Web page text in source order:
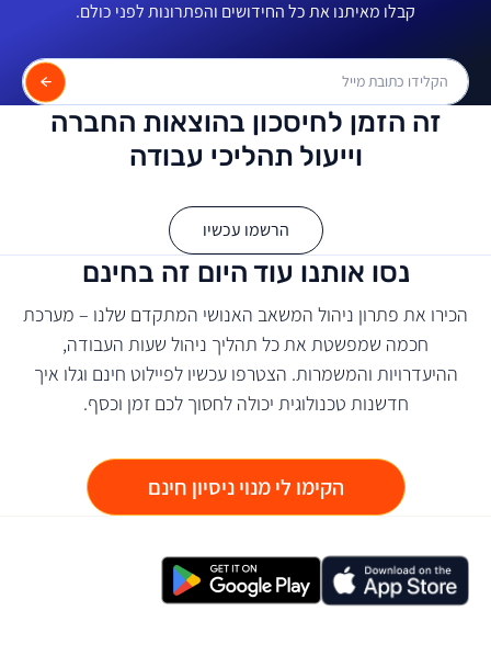
קבלו מאיתנו את כל החידושים והפתרונות לפני כולם.
זה הזמן לחיסכון בהוצאות החברה
וייעול תהליכי עבודה
הרשמו עכשיו
נסו אותנו עוד היום זה בחינם
הכירו את פתרון ניהול המשאב האנושי המתקדם שלנו – מערכת
חכמה שמפשטת את כל תהליך ניהול שעות העבודה,
ההיעדרויות והמשמרות. הצטרפו עכשיו לפיילוט חינם וגלו איך
חדשנות טכנולוגית יכולה לחסוך לכם זמן וכסף.
הקימו לי מנוי ניסיון חינם